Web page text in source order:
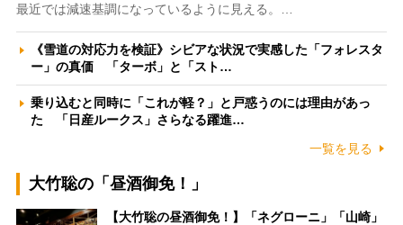
最近では減速基調になっているように見える。…
《雪道の対応力を検証》シビアな状況で実感した「フォレスタ
ー」の真価 「ターボ」と「スト…
乗り込むと同時に「これが軽？」と戸惑うのには理由があっ
た 「日産ルークス」さらなる躍進…
一覧を見る
大竹聡の「昼酒御免！」
【大竹聡の昼酒御免！】「ネグローニ」「山崎」